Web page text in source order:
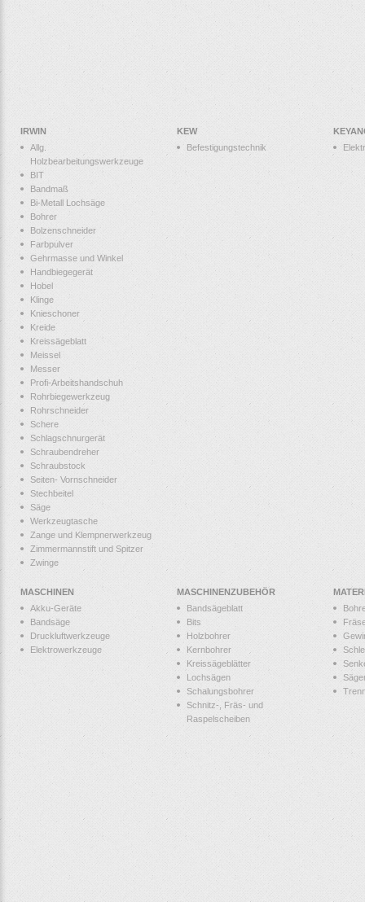
IRWIN
Allg.
Holzbearbeitungswerkzeuge
BIT
Bandmaß
Bi-Metall Lochsäge
Bohrer
Bolzenschneider
Farbpulver
Gehrmasse und Winkel
Handbiegegerät
Hobel
Klinge
Knieschoner
Kreide
Kreissägeblatt
Meissel
Messer
Profi-Arbeitshandschuh
Rohrbiegewerkzeug
Rohrschneider
Schere
Schlagschnurgerät
Schraubendreher
Schraubstock
Seiten- Vornschneider
Stechbeitel
Säge
Werkzeugtasche
Zange und Klempnerwerkzeug
Zimmermannstift und Spitzer
Zwinge
KEW
Befestigungstechnik
MASCHINEN
Akku-Geräte
Bandsäge
Druckluftwerkzeuge
Elektrowerkzeuge
MASCHINENZUBEHÖR
Bandsägeblatt
Bits
Holzbohrer
Kernbohrer
Kreissägeblätter
Lochsägen
Schalungsbohrer
Schnitz-, Fräs- und
Raspelscheiben